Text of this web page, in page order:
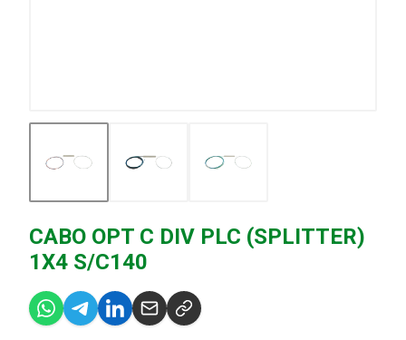
CABO OPT C DIV PLC (SPLITTER)
1X4 S/C140